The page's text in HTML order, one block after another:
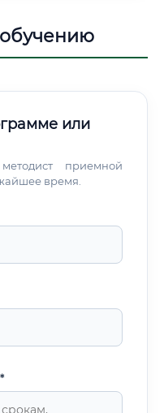
обучению
или
приемной
время.